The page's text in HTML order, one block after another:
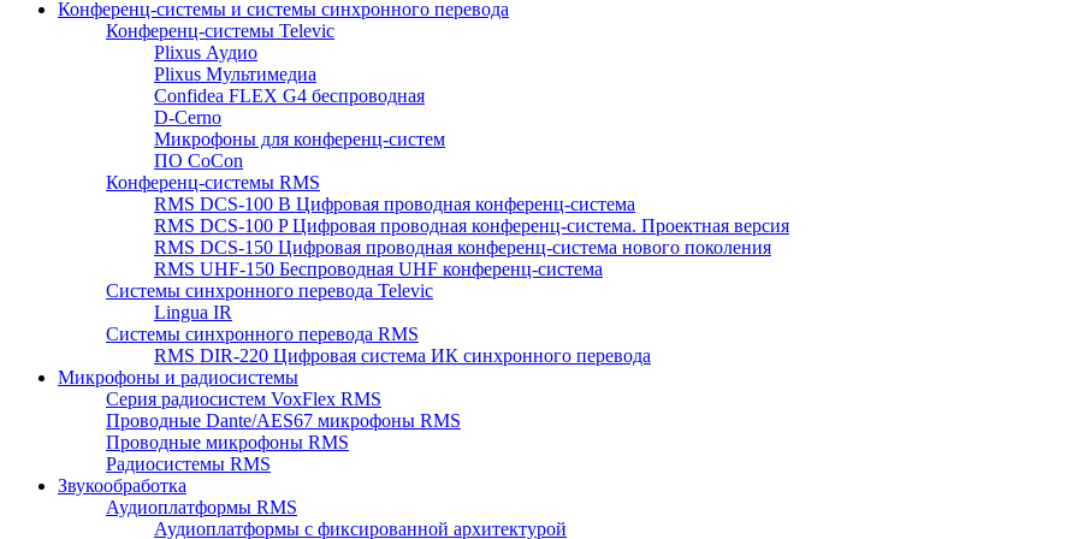
Конференц-системы и системы синхронного перевода
Конференц-системы Televic
Plixus Аудио
Plixus Мультимедиа
Confidea FLEX G4 беспроводная
D-Cerno
Микрофоны для конференц-систем
ПО CoCon
Конференц-системы RMS
RMS DCS-100 B Цифровая проводная конференц-система
RMS DCS-100 P Цифровая проводная конференц-система. Проектная версия
RMS DCS-150 Цифровая проводная конференц-система нового поколения
RMS UHF-150 Беспроводная UHF конференц-система
Системы синхронного перевода Televic
Lingua IR
Системы синхронного перевода RMS
RMS DIR-220 Цифровая система ИК синхронного перевода
Микрофоны и радиосистемы
Серия радиосистем VoxFlex RMS
Проводные Dante/AES67 микрофоны RMS
Проводные микрофоны RMS
Радиосистемы RMS
Звукообработка
Аудиоплатформы RMS
Аудиоплатформы с фиксированной архитектурой